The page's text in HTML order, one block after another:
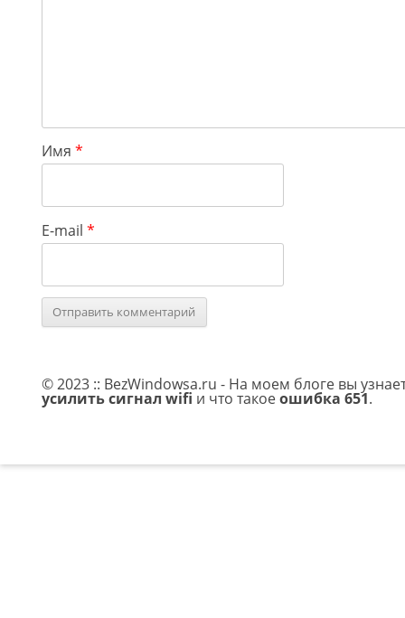
Имя *
E-mail *
© 2023 :: BezWindowsa.ru - На моем блоге вы
усилить сигнал wifi и что такоеошибка 651.